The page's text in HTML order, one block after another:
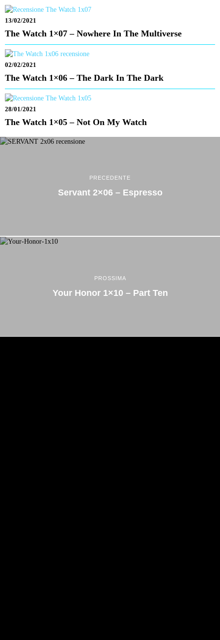
13/02/2021
The Watch 1×07 – Nowhere In The Multiverse
02/02/2021
The Watch 1×06 – The Dark In The Dark
28/01/2021
The Watch 1×05 – Not On My Watch
PRECEDENTE
Servant 2×06 – Espresso
PROSSIMA
Your Honor 1×10 – Part Ten